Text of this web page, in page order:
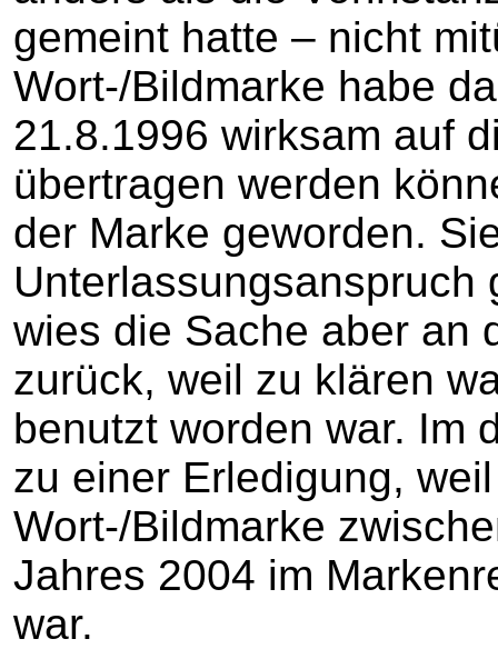
gemeint hatte – nicht
Wort-/Bildmarke habe
21.8.1996 wirksam auf
übertragen werden
der Marke geworden.
Unterlassungsanspruch
wies die Sache aber an
zurück, weil zu klären
benutzt worden war. Im
zu einer Erledigung,
Wort-/Bildmarke
Jahres 2004 im
war.